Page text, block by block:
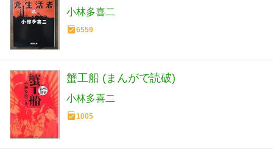
小林多喜二
6559
蟹工船 (まんがで読破)
小林多喜二
1005